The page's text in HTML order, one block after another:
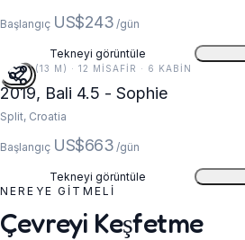
Başlangıç US$243 /gün
Tekneyi görüntüle
44 FT (13 M) · 12 MISAFIR · 6 KABIN
2019, Bali 4.5 - Sophie
Split, Croatia
Başlangıç US$663 /gün
Tekneyi görüntüle
NEREYE GITMELI
Çevreyi Keşfetme